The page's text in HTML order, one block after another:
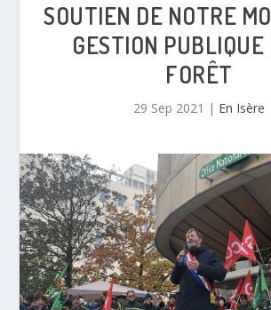
SOUTIEN DE NOTRE
GESTION
FORÊT
29 Sep 2021 | En Isère